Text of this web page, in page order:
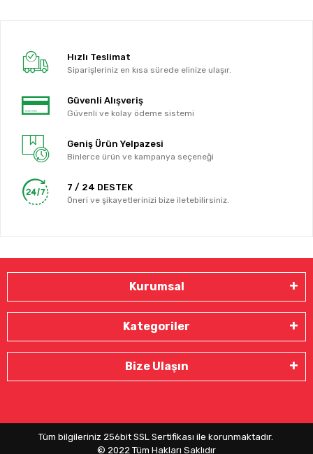
Hızlı Teslimat
Siparişleriniz en kısa sürede elinize ulaşır.
Güvenli Alışveriş
Güvenli ve kolay ödeme sistemi
Geniş Ürün Yelpazesi
Binlerce ürün ve kampanya seçeneği
7 / 24 DESTEK
Öneri ve şikayetlerinizi bize iletebilirsiniz.
Kurumsal
Kategoriler
Bize Ulaşın
Tüm bilgileriniz 256bit SSL Sertifikası ile korunmaktadır.
© 2022 Tüm Hakları Saklıdır